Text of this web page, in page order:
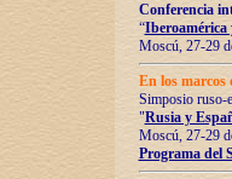
Conferencia
“Iberoamérica
Moscú, 27-29
En los marcos
Simposio ruso-
"Rusia y
Moscú, 27-29
Programa del